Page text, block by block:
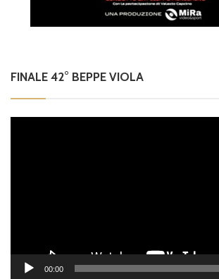
FINALE 42° BEPPE VIOLA
00:00